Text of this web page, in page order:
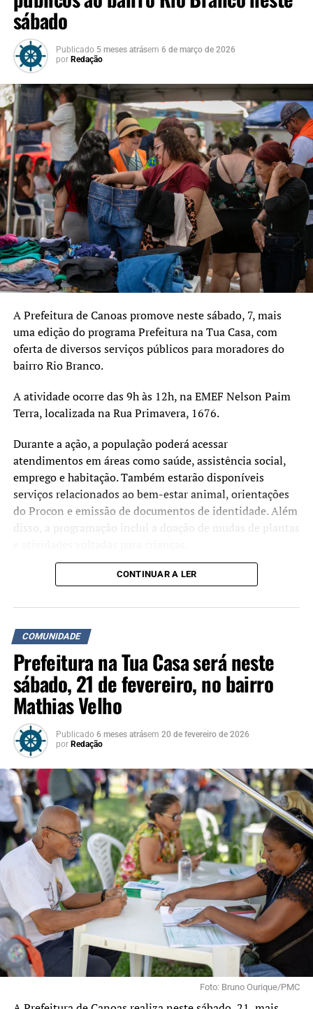
165 vagas
sábado
Publicado 5 meses atrásem 6 de março de 2026
por Redação
A Prefeitura de Canoas promove neste sábado, 7, mais
uma edição do programa Prefeitura na Tua Casa, com
oferta de diversos serviços públicos para moradores do
bairro Rio Branco.
A atividade ocorre das 9h às 12h, na EMEF Nelson Paim
Terra, localizada na Rua Primavera, 1676.
Durante a ação, a população poderá acessar
atendimentos em áreas como saúde, assistência social,
emprego e habitação. Também estarão disponíveis
serviços relacionados ao bem-estar animal, orientações
do Procon e emissão de documentos de identidade. Além
disso, a programação inclui a doação de mudas de plantas
A iniciativa busca aproximar os serviços da
administração municipal da comunidade e facilitar o
acesso da população a atendimentos públicos. De acordo
com a prefeitura, o evento será cancelado em caso de
chuva.
CONTINUAR A LER
COMUNIDADE
Prefeitura na Tua Casa será neste
sábado, 21 de fevereiro, no bairro
Mathias Velho
Publicado 6 meses atrásem 20 de fevereiro de 2026
por Redação
Foto: Bruno Ourique/PMC